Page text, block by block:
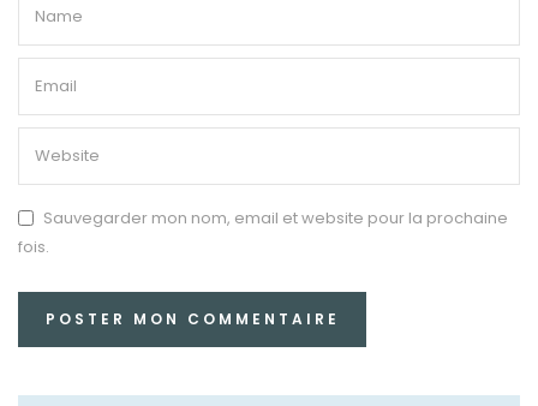
Sauvegarder mon nom, email et website pour la prochaine
fois.